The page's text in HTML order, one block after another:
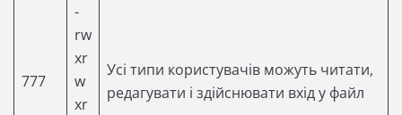
777
-
rw
xr
w
xr
Усі типи користувачів можуть читати,
редагувати і здійснювати вхід у файл